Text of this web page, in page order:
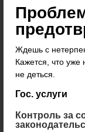
Ждешь с
Кажется, что уже
не деться.
Гос. услуги
Контроль за